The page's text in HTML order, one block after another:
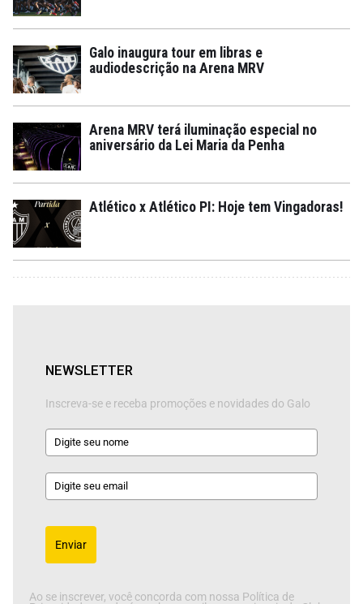
Galo inaugura tour em libras e
audiodescrição na Arena MRV
Arena MRV terá iluminação especial no
aniversário da Lei Maria da Penha
Atlético x Atlético PI: Hoje tem Vingadoras!
NEWSLETTER
Inscreva-se e receba promoções e novidades do Galo
Enviar
Ao se inscrever, você concorda com nossa Política de